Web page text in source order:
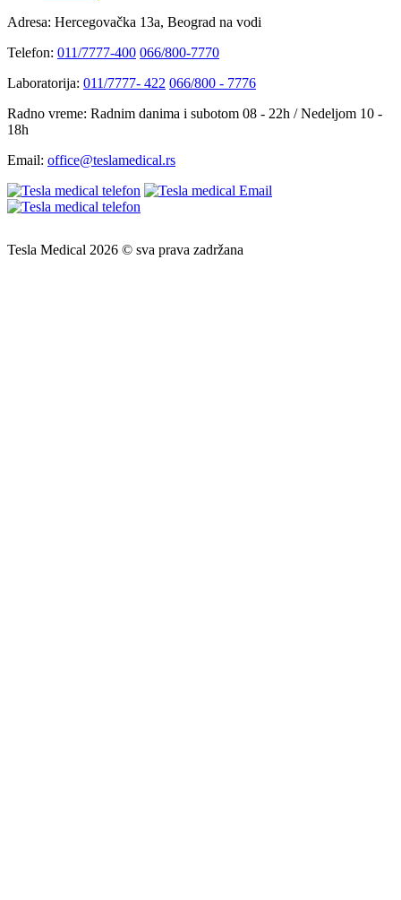
Adresa: Hercegovačka 13a, Beograd na vodi
Telefon: 011/7777-400 066/800-7770
Laboratorija: 011/7777- 422 066/800 - 7776
Radno vreme: Radnim danima i subotom 08 - 22h / Nedeljom 10 -
18h
Email: office@teslamedical.rs
Tesla Medical 2026 © sva prava zadržana